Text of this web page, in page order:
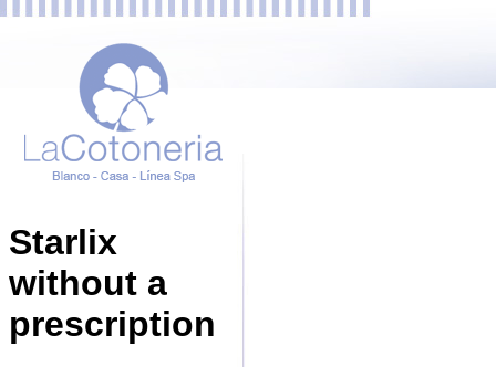
Starlix
without a
prescription